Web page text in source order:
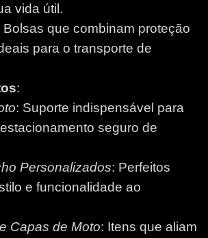
vida útil.
Bolsas que combinam proteção
para o transporte de
:
: Suporte indispensável para
seguro de
Personalizados: Perfeitos
e funcionalidade ao
Capas de Moto: Itens que aliam